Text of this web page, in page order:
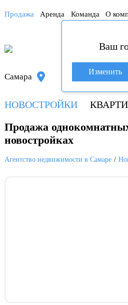
Продажа Аренда Команда О
Самара
НОВОСТРОЙКИ
Ваш
Изменить
Продажа
новостройках
Агентство недвижимости в Самаре